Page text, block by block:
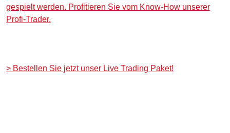
gespielt werden. Profitieren Sie vom Know-How unserer
Profi-Trader.
> Bestellen Sie jetzt unser Live Trading Paket!